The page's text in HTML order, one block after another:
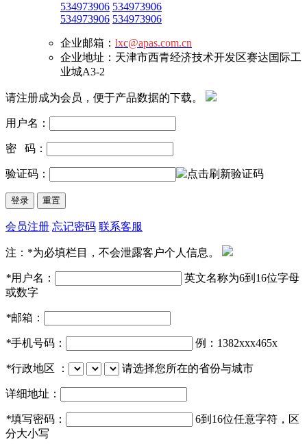
534973906 534973906
534973906 534973906
企业邮箱： lxc@apas.com.cn
企业地址：天津市西青经济技术开发区赛达国际工
业城A3-2
请注册成为会员，便于产品数据的下载。
用户名：
密 码：
验证码：
会员注册 忘记密码 联系客服
注：*为必填栏目，不会泄露客户个人信息。
*用户名：
英文名称为6到16位字母
或数字
*邮箱：
*手机号码： 例：1382xxx465x
*行政地区 ： 请选择您所在的省份与城市
详细地址：
*填写密码：
6到16位任意字符，区
分大小写